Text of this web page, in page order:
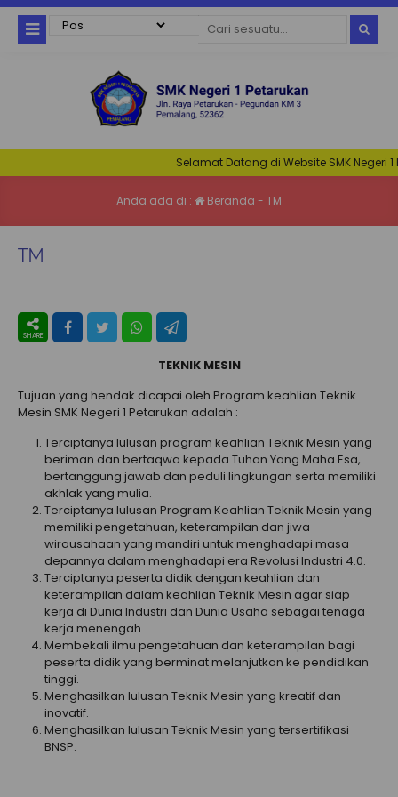
Selamat Datang di Website SMK Negeri
Anda ada di : Beranda - TM
TM
TEKNIK MESIN
Tujuan yang hendak dicapai oleh Program keahlian Teknik
Mesin SMK Negeri 1 Petarukan adalah :
Terciptanya lulusan program keahlian Teknik Mesin yang
beriman dan bertaqwa kepada Tuhan Yang Maha Esa,
bertanggung jawab dan peduli lingkungan serta memiliki
akhlak yang mulia.
Terciptanya lulusan Program Keahlian Teknik Mesin yang
memiliki pengetahuan, keterampilan dan jiwa
wirausahaan yang mandiri untuk menghadapi masa
depannya dalam menghadapi era Revolusi Industri 4.0.
Terciptanya peserta didik dengan keahlian dan
keterampilan dalam keahlian Teknik Mesin agar siap
kerja di Dunia Industri dan Dunia Usaha sebagai tenaga
kerja menengah.
Membekali ilmu pengetahuan dan keterampilan bagi
peserta didik yang berminat melanjutkan ke pendidikan
tinggi.
Menghasilkan lulusan Teknik Mesin yang kreatif dan
inovatif.
Menghasilkan lulusan Teknik Mesin yang tersertifikasi
BNSP.